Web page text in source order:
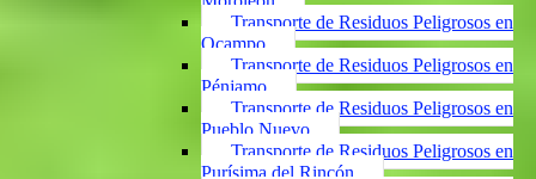
Transporte de Residuos Peligrosos en
Ocampo
Transporte de Residuos Peligrosos en
Pénjamo
Transporte de Residuos Peligrosos en
Pueblo Nuevo
Transporte de Residuos Peligrosos en
Purísima del Rincón